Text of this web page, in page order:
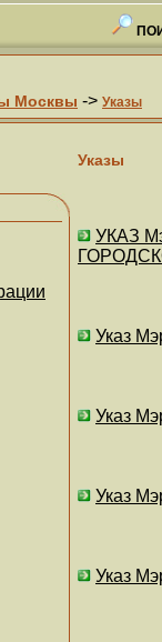
Москвы -> Указы
Указы
УКАЗ
Указ
Указ
Указ
Указ